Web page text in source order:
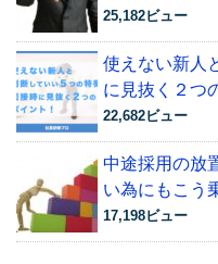
25,182ビュー
使えない新人
に見抜く２つ
22,682ビュー
中途採用の放
い為にもこう
17,198ビュー